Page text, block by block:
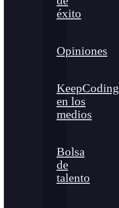
éxito
Opiniones
KeepCoding
en los
medios
Bolsa
de
talento